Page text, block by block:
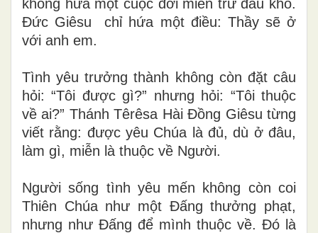
không hứa một cuộc đời miễn trừ đau khổ.
Đức Giêsu chỉ hứa một điều: Thầy sẽ ở
với anh em.
Tình yêu trưởng thành không còn đặt câu
hỏi: “Tôi được gì?” nhưng hỏi: “Tôi thuộc
về ai?” Thánh Têrêsa Hài Đồng Giêsu từng
viết rằng: được yêu Chúa là đủ, dù ở đâu,
làm gì, miễn là thuộc về Người.
Người sống tình yêu mến không còn coi
Thiên Chúa như một Đấng thưởng phạt,
nhưng như Đấng để mình thuộc về. Đó là